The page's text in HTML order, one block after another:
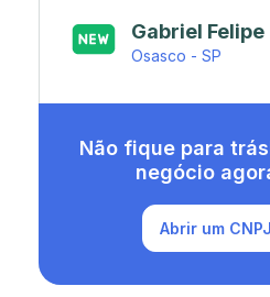
Japa’s açaí e
Rio de Janeiro - RJ
Não fique para
negócio
Abrir um